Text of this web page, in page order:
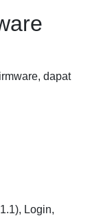
dapat
Login,